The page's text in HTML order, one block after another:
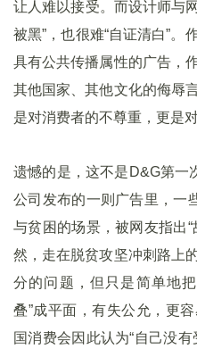
让人难以接受。而设计师与
被黑”，也很难“自证清白”。
具有公共传播属性的广告，
其他国家、其他文化的侮辱
是对消费者的不尊重，更是
遗憾的是，这不是D&G第一
公司发布的一则广告里，一
与贫困的场景，被网友指出
然，走在脱贫攻坚冲刺路上
分的问题，但只是简单地
叠”成平面，有失公允，更
国消费会因此认为“自己没